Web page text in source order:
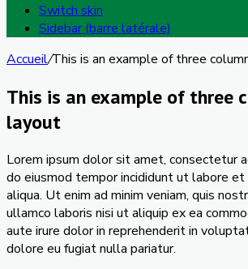
Switch skin
Sidebar (barre latérale)
Accueil/This is an example of three
This is an example of three
layout
Lorem ipsum dolor sit amet, consectetur
do eiusmod tempor incididunt ut labore et
aliqua. Ut enim ad minim veniam, quis
ullamco laboris nisi ut aliquip ex ea
aute irure dolor in reprehenderit in
dolore eu fugiat nulla pariatur.